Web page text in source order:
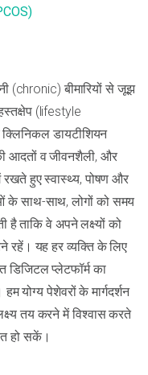
(chronic) बीमारियों से जूझ
(lifestyle
डायटीशियन
आदतों व जीवनशैली, और
रखते हुए स्वास्थ्य, पोषण और
के साथ-साथ, लोगों को समय
है ताकि वे अपने लक्ष्यों को
रहें। यह हर व्यक्ति के लिए
डिजिटल प्लेटफॉर्म का
योग्य पेशेवरों के मार्गदर्शन
तय करने में विश्वास करते
हो सकें।